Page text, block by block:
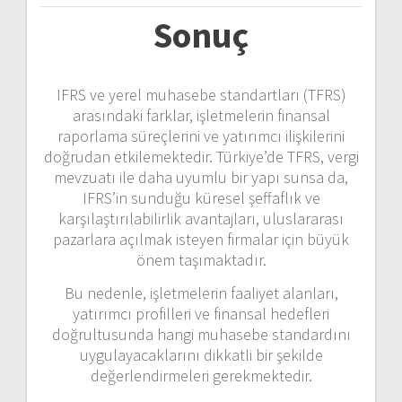
Sonuç
IFRS ve yerel muhasebe standartları (TFRS)
arasındaki farklar, işletmelerin finansal
raporlama süreçlerini ve yatırımcı ilişkilerini
doğrudan etkilemektedir. Türkiye’de TFRS, vergi
mevzuatı ile daha uyumlu bir yapı sunsa da,
IFRS’in sunduğu küresel şeffaflık ve
karşılaştırılabilirlik avantajları, uluslararası
pazarlara açılmak isteyen firmalar için büyük
önem taşımaktadır.
Bu nedenle, işletmelerin faaliyet alanları,
yatırımcı profilleri ve finansal hedefleri
doğrultusunda hangi muhasebe standardını
uygulayacaklarını dikkatli bir şekilde
değerlendirmeleri gerekmektedir.